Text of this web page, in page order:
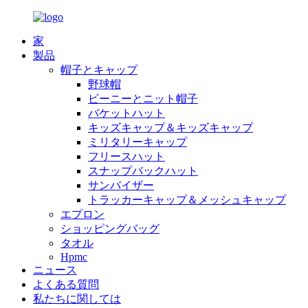
家
製品
帽子とキャップ
野球帽
ビーニーとニット帽子
バケットハット
キッズキャップ＆キッズキャップ
ミリタリーキャップ
フリースハット
スナップバックハット
サンバイザー
トラッカーキャップ＆メッシュキャップ
エプロン
ショッピングバッグ
タオル
Hpmc
ニュース
よくある質問
私たちに関しては